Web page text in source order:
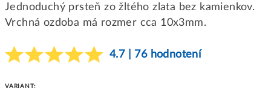
Jednoduchý prsteň zo žltého zlata bez kamienkov.
Vrchná ozdoba má rozmer cca 10x3mm.
4.7 | 76 hodnotení
VARIANT: